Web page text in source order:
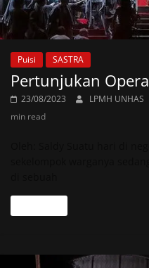
Puisi SASTRA
Pertunjukan Opera
23/08/2023 LPMH UNHAS
min read